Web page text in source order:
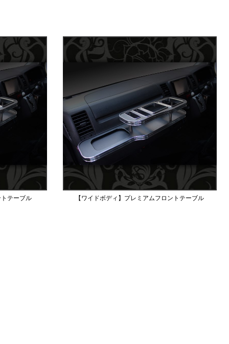
トテーブル 【ワイドボディ】プレミアムフロントテーブル